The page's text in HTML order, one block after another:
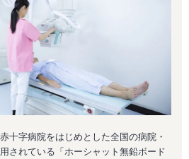
十字病院をはじめとした全国の病院・
されている「ホーシャット無鉛ボード